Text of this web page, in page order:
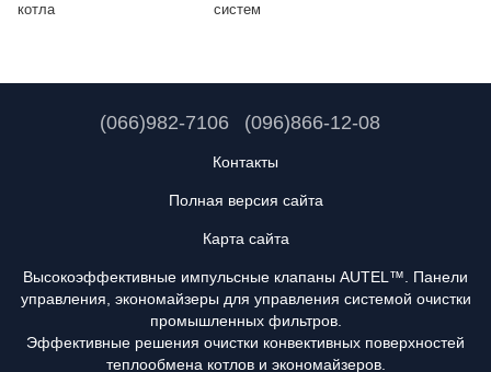
котла
систем
(066)982-7106 (096)866-12-08
Контакты
Полная версия сайта
Карта сайта
Высокоэффективные импульсные клапаны AUTEL™. Панели
управления, экономайзеры для управления системой очистки
промышленных фильтров.
Эффективные решения очистки конвективных поверхностей
теплообмена котлов и экономайзеров.